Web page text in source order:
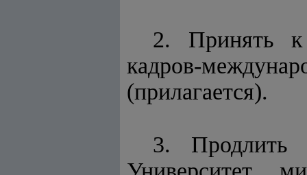
2. Принять к
кадров-
(прилагается).
3. Продлить